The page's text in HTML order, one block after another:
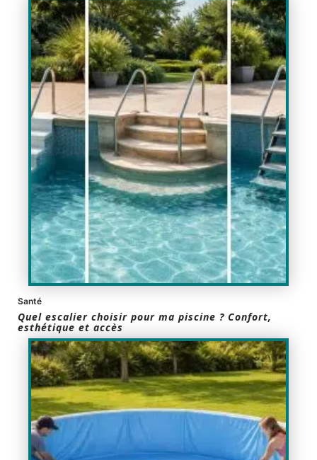
Santé
Quel escalier choisir pour ma piscine ? Confort,
esthétique et accès